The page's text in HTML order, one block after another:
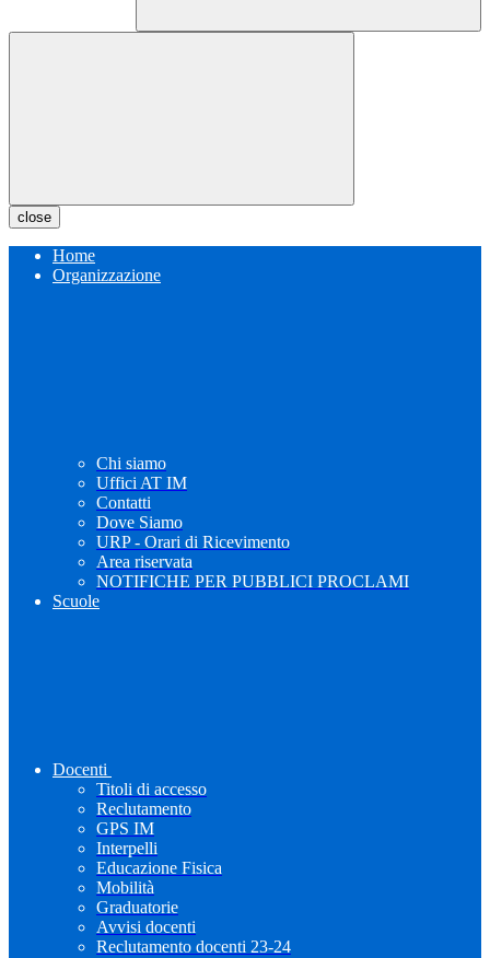
close
Home
Organizzazione
Chi siamo
Uffici AT IM
Contatti
Dove Siamo
URP - Orari di Ricevimento
Area riservata
NOTIFICHE PER PUBBLICI PROCLAMI
Scuole
Docenti
Titoli di accesso
Reclutamento
GPS IM
Interpelli
Educazione Fisica
Mobilità
Graduatorie
Avvisi docenti
Reclutamento docenti 23-24